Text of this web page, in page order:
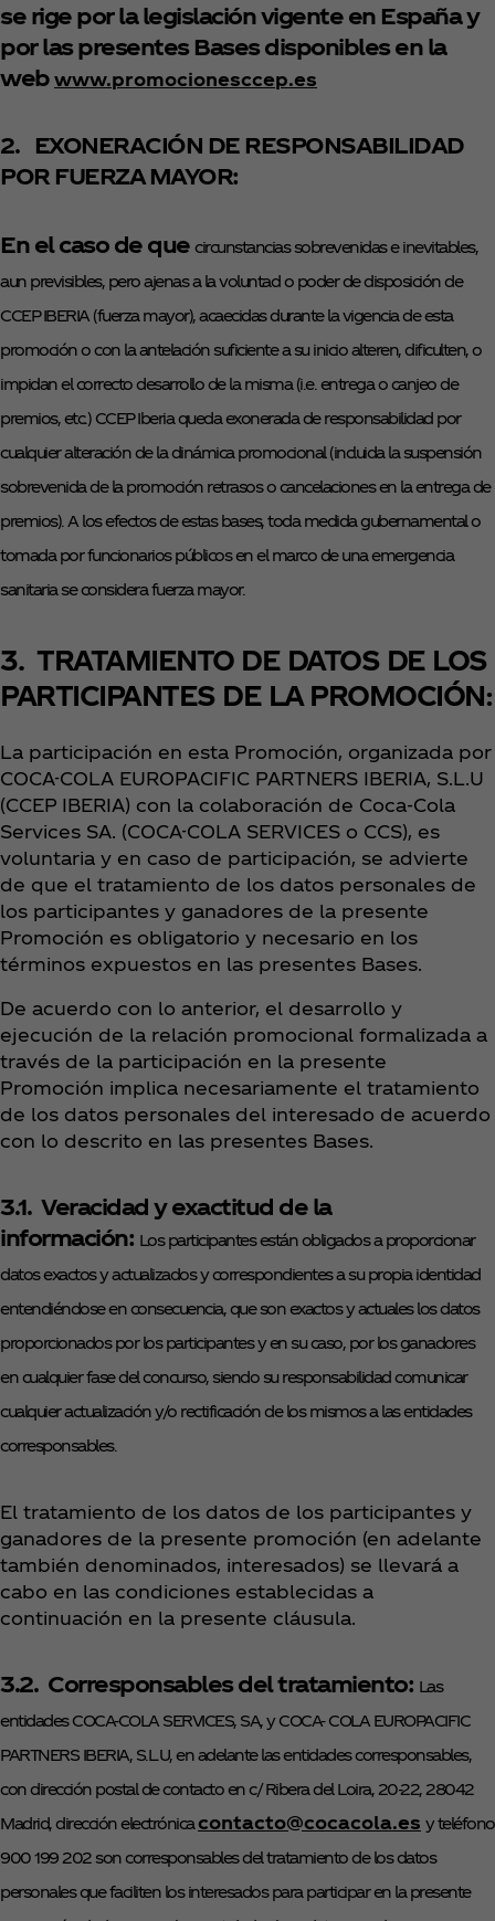
se rige por la legislación vigente en España y
por las presentes Bases disponibles en la
web www.promocionesccep.es
2. EXONERACIÓN DE RESPONSABILIDAD
POR FUERZA MAYOR:
En el caso de que circunstancias sobrevenidas e inevitables,
aun previsibles, pero ajenas a la voluntad o poder de disposición de
CCEP IBERIA (fuerza mayor), acaecidas durante la vigencia de esta
promoción o con la antelación suficiente a su inicio alteren, dificulten, o
impidan el correcto desarrollo de la misma (i.e. entrega o canjeo de
premios, etc.) CCEP Iberia queda exonerada de responsabilidad por
cualquier alteración de la dinámica promocional (incluida la suspensión
sobrevenida de la promoción retrasos o cancelaciones en la entrega de
premios). A los efectos de estas bases, toda medida gubernamental o
tomada por funcionarios públicos en el marco de una emergencia
sanitaria se considera fuerza mayor.
3. TRATAMIENTO DE DATOS DE LOS
PARTICIPANTES DE LA PROMOCIÓN:
La participación en esta Promoción, organizada por
COCA-COLA EUROPACIFIC PARTNERS IBERIA, S.L.U
(CCEP IBERIA) con la colaboración de Coca‑Cola
Services SA. (COCA-COLA SERVICES o CCS), es
voluntaria y en caso de participación, se advierte
de que el tratamiento de los datos personales de
los participantes y ganadores de la presente
Promoción es obligatorio y necesario en los
términos expuestos en las presentes Bases.
De acuerdo con lo anterior, el desarrollo y
ejecución de la relación promocional formalizada a
través de la participación en la presente
Promoción implica necesariamente el tratamiento
de los datos personales del interesado de acuerdo
con lo descrito en las presentes Bases.
3.1. Veracidad y exactitud de la
información: Los participantes están obligados a proporcionar
datos exactos y actualizados y correspondientes a su propia identidad
entendiéndose en consecuencia, que son exactos y actuales los datos
proporcionados por los participantes y en su caso, por los ganadores
en cualquier fase del concurso, siendo su responsabilidad comunicar
cualquier actualización y/o rectificación de los mismos a las entidades
corresponsables.
El tratamiento de los datos de los participantes y
ganadores de la presente promoción (en adelante
también denominados, interesados) se llevará a
cabo en las condiciones establecidas a
continuación en la presente cláusula.
3.2. Corresponsables del tratamiento: Las
entidades COCA-COLA SERVICES, SA, y COCA- COLA EUROPACIFIC
PARTNERS IBERIA, S.L.U, en adelante las entidades corresponsables,
con dirección postal de contacto en c/ Ribera del Loira, 20-22, 28042
Madrid, dirección electrónicacontacto@cocacola.es y teléfono
900 199 202 son corresponsables del tratamiento de los datos
personales que faciliten los interesados para participar en la presente